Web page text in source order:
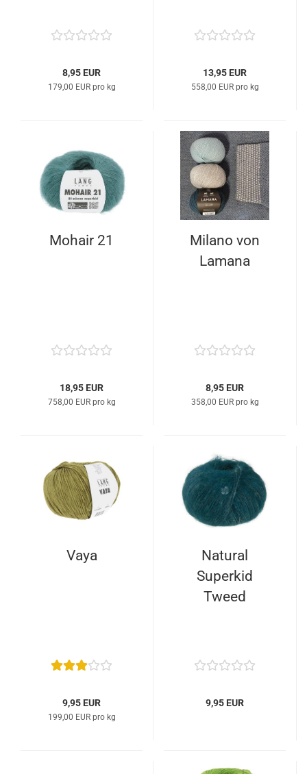
8,95 EUR
179,00 EUR pro kg
13,95 EUR
558,00 EUR pro kg
Mohair 21
18,95 EUR
758,00 EUR pro kg
Milano von
Lamana
8,95 EUR
358,00 EUR pro kg
Vaya
9,95 EUR
199,00 EUR pro kg
Natural
Superkid
Tweed
9,95 EUR